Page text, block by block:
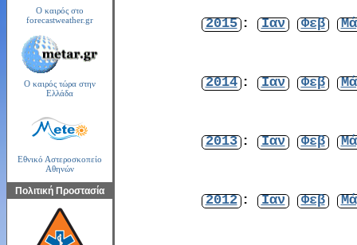
Ο καιρός στο
forecastweather.gr
Ο καιρός τώρα στην
Ελλάδα
Εθνικό Αστεροσκοπείο
Αθηνών
Πολιτική Προστασία
2015 : Ιαν Φεβ
2014 : Ιαν Φεβ
2013 : Ιαν Φεβ
2012 : Ιαν Φεβ